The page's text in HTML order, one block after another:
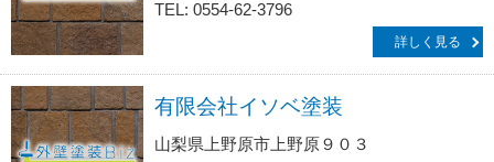
TEL: 0554-62-3796
詳しく見る
有限会社イソベ塗装
山梨県上野原市上野原９０３